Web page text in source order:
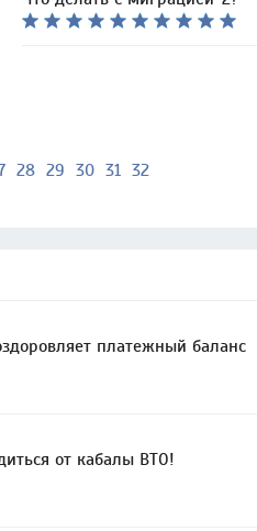
28 29 30 31 32
платежный баланс
от кабалы ВТО!